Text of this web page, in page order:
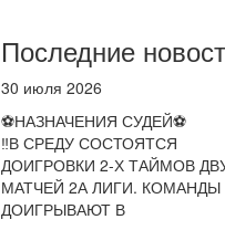
Последние
30 июля 2026
⚽НАЗНАЧЕНИЯ СУДЕЙ⚽
‼В СРЕДУ СОСТОЯТСЯ
ДОИГРОВКИ 2-Х ТАЙМОВ
МАТЧЕЙ 2А ЛИГИ. КОМАНДЫ
ДОИГРЫВАЮТ В